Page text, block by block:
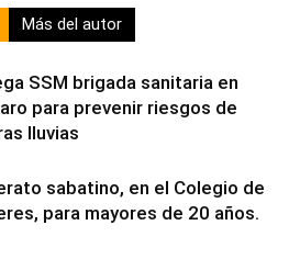
Más del autor
SSM brigada sanitaria en
para prevenir riesgos de
lluvias
sabatino, en el Colegio de
para mayores de 20 años.